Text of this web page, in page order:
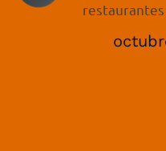
restaurantes